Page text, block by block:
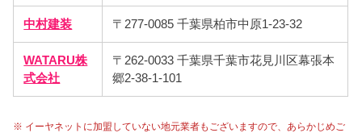
中村建装 〒277-0085 千葉県柏市中原1-23-32
WATARU株
式会社
〒262-0033 千葉県千葉市花見川区幕張本
郷2-38-1-101
※ イーヤネットに加盟していない地元業者もございますので、あらかじめご